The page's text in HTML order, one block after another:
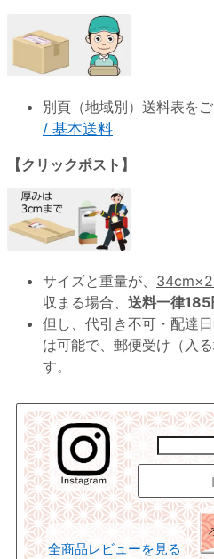
別頁（地域別）送料表を
/ 基本送料
【クリックポスト】
サイズと重量が、
収まる場合、 送料一律185
但し、代引き不可・配達
は可能で、郵便受け（入
す。
全商品レビューを見る